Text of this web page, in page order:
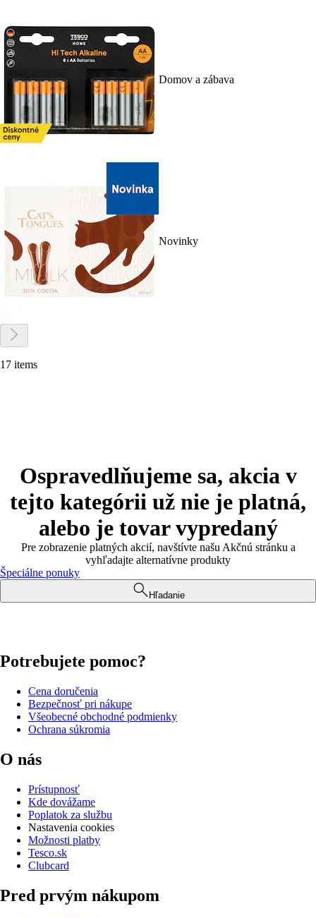
Domov a zábava
Novinky
17 items
Ospravedlňujeme sa, akcia v
tejto kategórii už nie je platná,
alebo je tovar vypredaný
Pre zobrazenie platných akcií, navštívte našu Akčnú stránku a
vyhľadajte alternatívne produkty
Špeciálne ponuky
Hľadanie
Potrebujete pomoc?
Cena doručenia
Bezpečnosť pri nákupe
Všeobecné obchodné podmienky
Ochrana súkromia
O nás
Prístupnosť
Kde dovážame
Poplatok za službu
Nastavenia cookies
Možnosti platby
Tesco.sk
Clubcard
Pred prvým nákupom